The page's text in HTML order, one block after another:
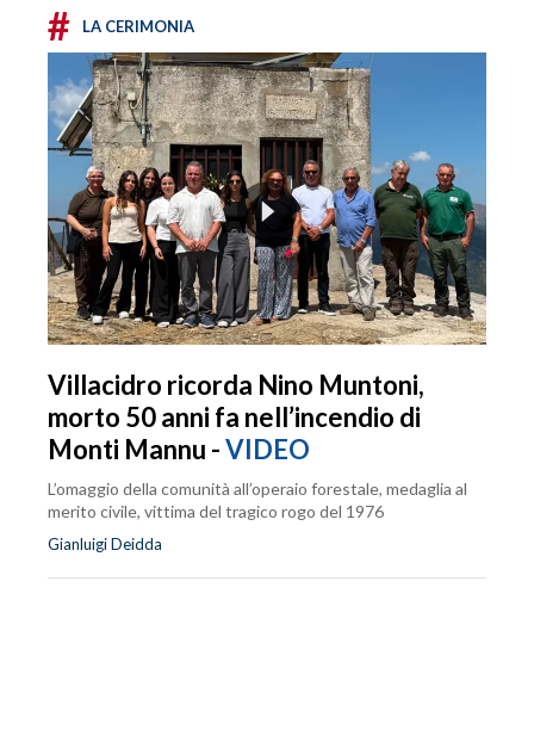
# LA CERIMONIA
Villacidro ricorda Nino Muntoni,
morto 50 anni fa nell’incendio di
Monti Mannu -VIDEO
L’omaggio della comunità all’operaio forestale, medaglia al
merito civile, vittima del tragico rogo del 1976
Gianluigi Deidda